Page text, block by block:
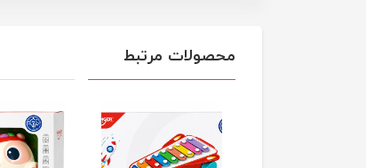
محصولات مرتبط